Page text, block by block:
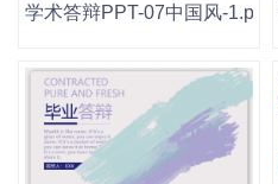
学术答辩PPT-07中国风-1.pptx